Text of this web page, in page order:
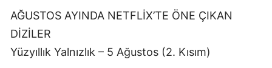
AĞUSTOS AYINDA NETFLİX’TE ÖNE ÇIKAN
DİZİLER
Yüzyıllık Yalnızlık – 5 Ağustos (2. Kısım)